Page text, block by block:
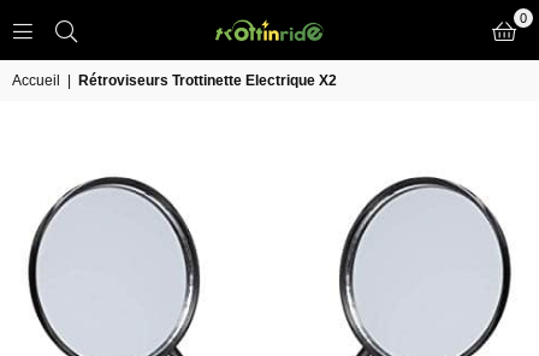
IN
0
Accueil Rétroviseurs Trottinette Electrique X2